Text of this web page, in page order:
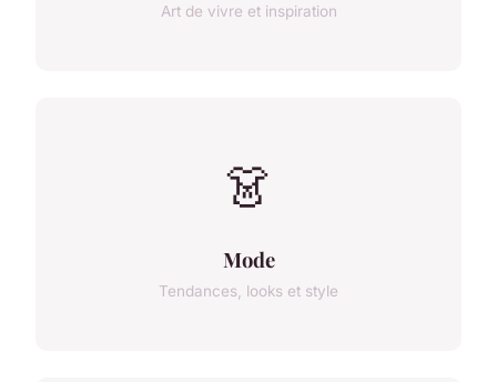
Art de vivre et inspiration
👗
Mode
Tendances, looks et style